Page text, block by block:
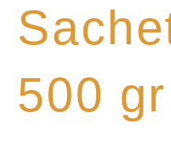
500 gr